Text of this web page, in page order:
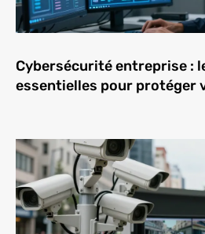
Cybersécurité entreprise :
essentielles pour protéger